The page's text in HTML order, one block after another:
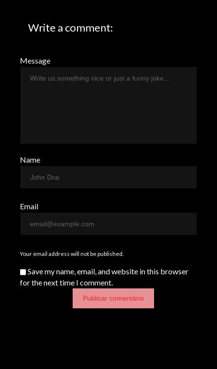
Write a comment:
Message
Name
Email
Your email address will not be published.
Save my name, email, and website in this browser
for the next time I comment.